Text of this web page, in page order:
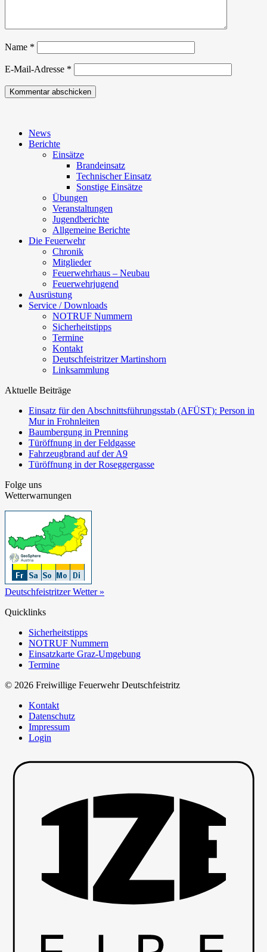
Name *
E-Mail-Adresse *
News
Berichte
Einsätze
Brandeinsatz
Technischer Einsatz
Sonstige Einsätze
Übungen
Veranstaltungen
Jugendberichte
Allgemeine Berichte
Die Feuerwehr
Chronik
Mitglieder
Feuerwehrhaus – Neubau
Feuerwehrjugend
Ausrüstung
Service / Downloads
NOTRUF Nummern
Sicherheitstipps
Termine
Kontakt
Deutschfeistritzer Martinshorn
Linksammlung
Aktuelle Beiträge
Einsatz für den Abschnittsführungsstab (AFÜST): Person in
Mur in Frohnleiten
Baumbergung in Prenning
Türöffnung in der Feldgasse
Fahrzeugbrand auf der A9
Türöffnung in der Roseggergasse
Folge uns
Wetterwarnungen
Deutschfeistritzer Wetter »
Quicklinks
Sicherheitstipps
NOTRUF Nummern
Einsatzkarte Graz-Umgebung
Termine
© 2026 Freiwillige Feuerwehr Deutschfeistritz
Kontakt
Datenschutz
Impressum
Login